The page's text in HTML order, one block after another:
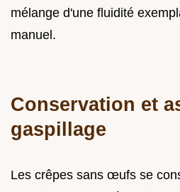
mélange d'une fluidité
manuel.
Conservation et
gaspillage
Les crêpes sans œufs se